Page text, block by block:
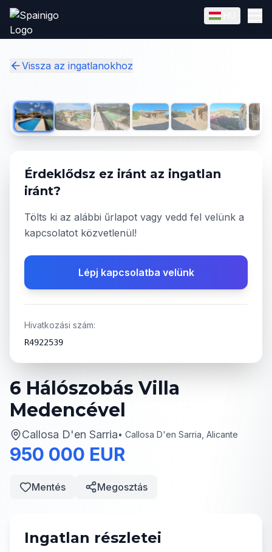
Skip to main content
Vissza az ingatlanokhoz
6 Hálószobás Villa
Medencével
Callosa D'en Sarria• Callosa D'en Sarria, Alicante
950 000 EUR
Mentés Megosztás
Ingatlan részletei
Érdeklődsz ez iránt az ingatlan
iránt?
Tölts ki az alábbi űrlapot vagy vedd fel velünk a
kapcsolatot közvetlenül!
Lépj kapcsolatba velünk
Hivatkozási szám:
R4922539